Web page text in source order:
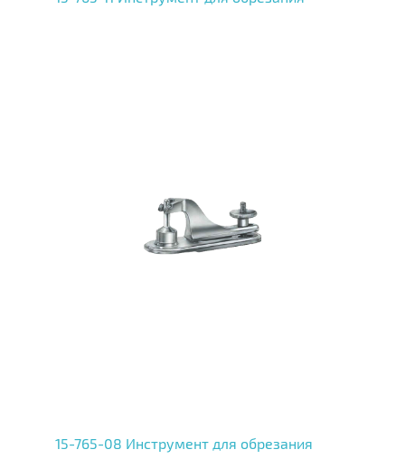
15-765-08 Инструмент для обрезания